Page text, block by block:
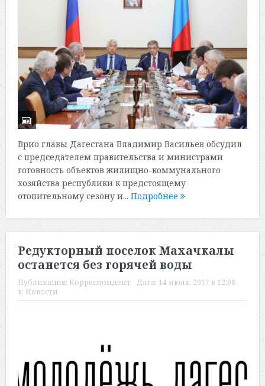
Врио главы Дагестана Владимир Васильев обсудил
с председателем правительства и министрами
готовность объектов жилищно-коммунального
хозяйства республики к предстоящему
отопительному сезону и... Подробнее
Редукторный поселок Махачкалы
останется без горячей воды
Публикация: Корреспондент Дата: 14 июля, 2017 в 12:08
в: Новости